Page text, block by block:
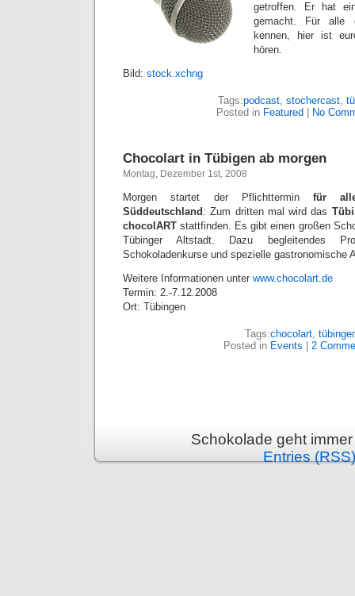
getroffen. Er hat
gemacht. Für alle
kennen, hier ist
hören.
Bild: stock.xchng
Tags:podcast, stochercast,
Posted in Featured No
Chocolart in Tübigen ab morgen
Montag, Dezember 1st, 2008
Morgen startet der Pflichtterminfür
Süddeutschland : Zum dritten mal wird das
chocolART stattfinden. Es gibt einen großen
Tübinger Altstadt. Dazu begleitendes
Schokoladenkurse und spezielle gastronomische
Weitere Informationen unter www.chocolart.de
Termin: 2.-7.12.2008
Ort: Tübingen
Tags:chocolart,
Posted in Events 2
Schokolade geht
Entries (RSS)